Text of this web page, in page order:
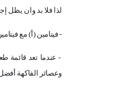
لذا فلا بد وان يظل إجمالى الدهون أقل من 35% من إجمالى السعرات
- فيتامين (أ) مع
- عندما تعد قائمة
وعصائر الفاكهة